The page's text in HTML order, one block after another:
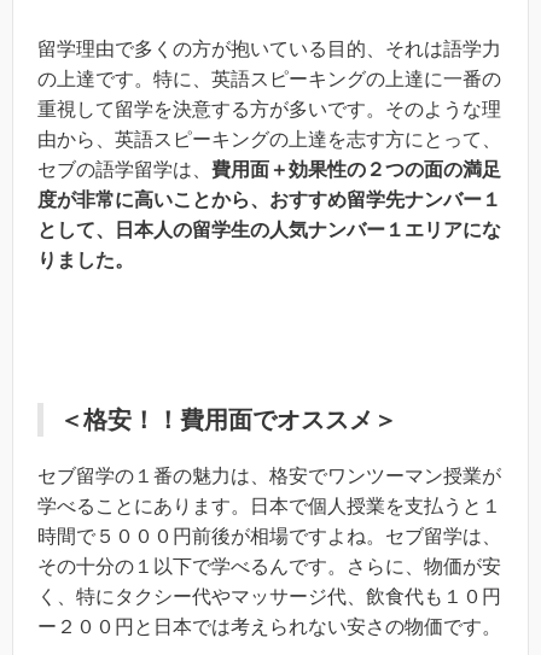
留学理由で多くの方が抱いている目的、それは語学力
の上達です。特に、英語スピーキングの上達に一番の
重視して留学を決意する方が多いです。そのような理
由から、英語スピーキングの上達を志す方にとって、
セブの語学留学は、 費用面＋効果性の２つの面の満足
度が非常に高いことから、おすすめ留学先ナンバー１
として、日本人の留学生の人気ナンバー１エリアにな
りました。
＜格安！！費用面でオススメ＞
セブ留学の１番の魅力は、格安でワンツーマン授業が
学べることにあります。日本で個人授業を支払うと１
時間で５０００円前後が相場ですよね。セブ留学は、
その十分の１以下で学べるんです。さらに、物価が安
く、特にタクシー代やマッサージ代、飲食代も１０円
ー２００円と日本では考えられない安さの物価です。